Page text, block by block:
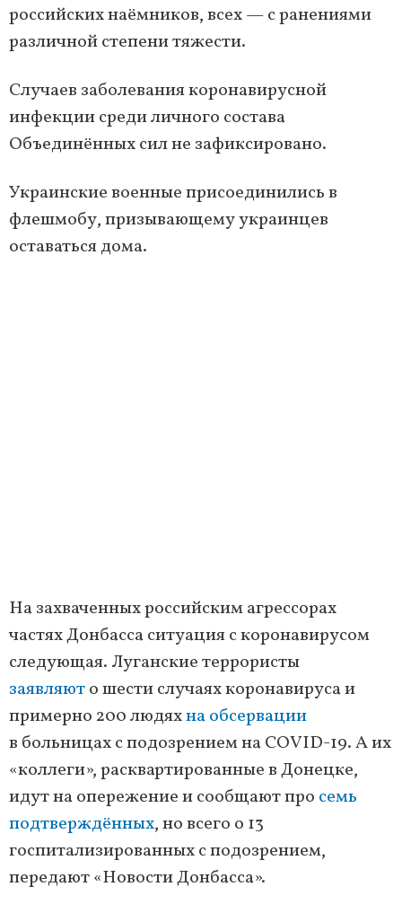
российских наёмников, всех — с ранениями
различной степени тяжести.
Случаев заболевания коронавирусной
инфекции среди личного состава
Объединённых сил не зафиксировано.
Украинские военные присоединились в
флешмобу, призывающему украинцев
оставаться дома.
На захваченных российским агрессорах
частях Донбасса ситуация с коронавирусом
следующая. Луганские террористы
заявляюто шести случаях коронавируса и
примерно 200 людяхна обсервации
в больницах с подозрением на COVID-19. А их
«коллеги», расквартированные в Донецке,
идут на опережение и сообщают про семь
подтверждённых, но всего о 13
госпитализированных с подозрением,
передают «Новости Донбасса».